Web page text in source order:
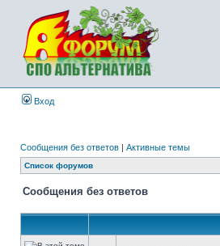
Вход
Сообщения без ответов | Активные темы
Список форумов
Сообщения без ответов